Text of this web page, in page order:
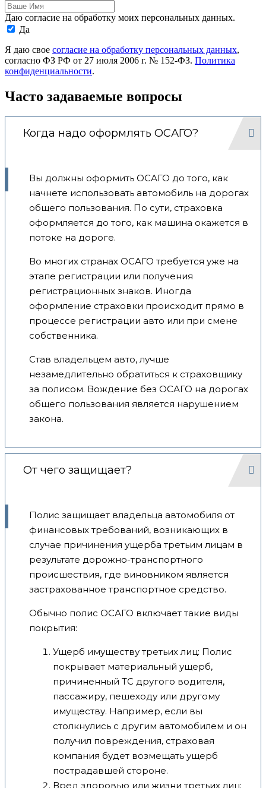
Даю согласие на обработку моих персональных данных.
Да
Я даю свое согласие на обработку персональных данных,
согласно ФЗ РФ от 27 июля 2006 г. № 152-ФЗ. Политика
конфиденциальности.
Часто задаваемые вопросы
Когда надо оформлять ОСАГО?
Вы должны оформить ОСАГО до того, как
начнете использовать автомобиль на дорогах
общего пользования. По сути, страховка
оформляется до того, как машина окажется в
потоке на дороге.
Во многих странах ОСАГО требуется уже на
этапе регистрации или получения
регистрационных знаков. Иногда
оформление страховки происходит прямо в
процессе регистрации авто или при смене
собственника.
Став владельцем авто, лучше
незамедлительно обратиться к страховщику
за полисом. Вождение без ОСАГО на дорогах
общего пользования является нарушением
закона.
От чего защищает?
Полис защищает владельца автомобиля от
финансовых требований, возникающих в
случае причинения ущерба третьим лицам в
результате дорожно-транспортного
происшествия, где виновником является
застрахованное транспортное средство.
Обычно полис ОСАГО включает такие виды
покрытия:
Ущерб имуществу третьих лиц: Полис
покрывает материальный ущерб,
причиненный ТС другого водителя,
пассажиру, пешеходу или другому
имуществу. Например, если вы
столкнулись с другим автомобилем и он
получил повреждения, страховая
компания будет возмещать ущерб
пострадавшей стороне.
Вред здоровью или жизни третьих лиц: